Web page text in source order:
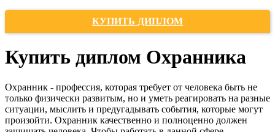
КУПИТЬ ДИПЛОМ
Купить диплом Охранника
Охранник - профессия, которая требует от человека быть не
только физически развитым, но и уметь реагировать на разные
ситуации, мыслить и предугадывать события, которые могут
произойти. Охранник качественно и полноценно должен